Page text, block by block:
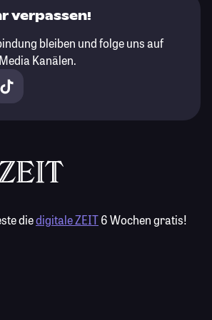
verpassen!
bleiben und folge uns auf
Kanälen.
diedigitale ZEIT6 Wochen gratis!